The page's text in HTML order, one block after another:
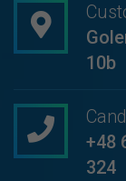
10b
+48
324